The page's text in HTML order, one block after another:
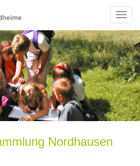
Toggle
Nordhausen